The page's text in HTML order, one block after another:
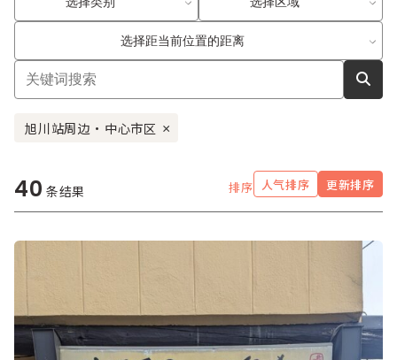
选择距当前位置的距离
旭川站周边・中心市区 ×
40 条结果 排序 人气排序 更新排序